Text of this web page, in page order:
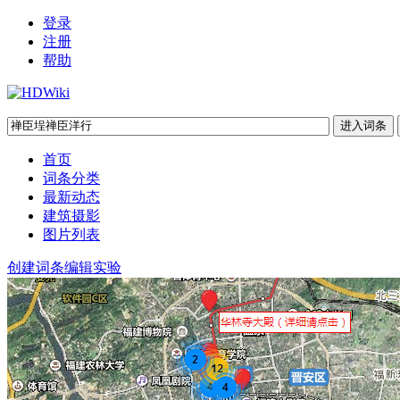
登录
注册
帮助
首页
词条分类
最新动态
建筑摄影
图片列表
创建词条编辑实验